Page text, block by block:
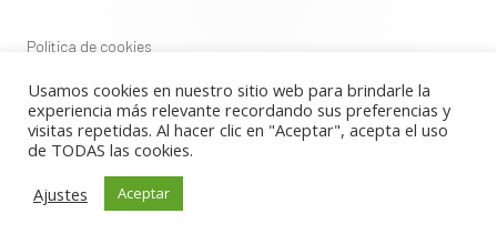
Footer
Política de cookies
Aviso Legal
Usamos cookies en nuestro sitio web para brindarle la
experiencia más relevante recordando sus preferencias y
visitas repetidas. Al hacer clic en "Aceptar", acepta el uso
de TODAS las cookies.
Ajustes
Aceptar